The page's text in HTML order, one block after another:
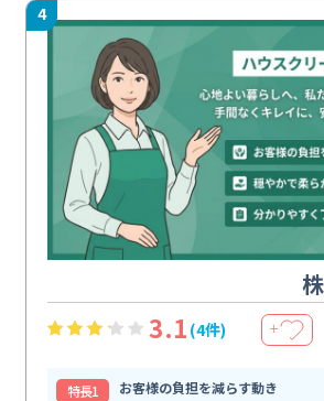
4
3.1 (4件) ＋
特⻑1
お客様の負担を減らす動き